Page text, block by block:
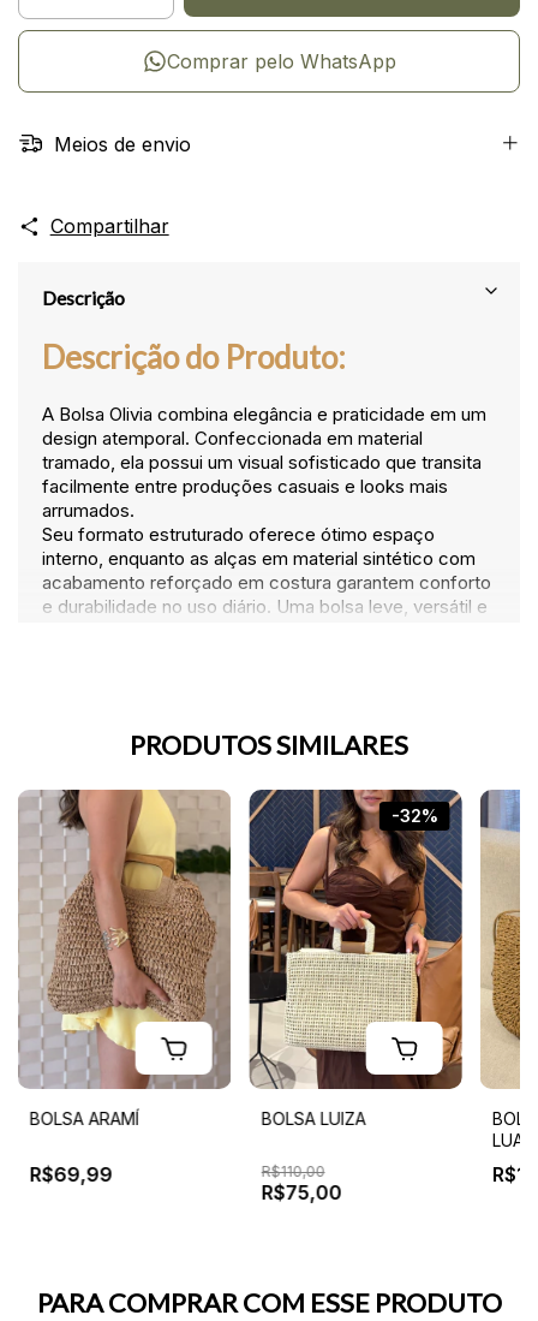
Comprar pelo WhatsApp
Meios de envio
Compartilhar
Descrição
Descrição do Produto:
A Bolsa Olivia combina elegância e praticidade em um
design atemporal. Confeccionada em material
tramado, ela possui um visual sofisticado que transita
facilmente entre produções casuais e looks mais
arrumados.
Seu formato estruturado oferece ótimo espaço
interno, enquanto as alças em material sintético com
acabamento reforçado em costura garantem conforto
e durabilidade no uso diário. Uma bolsa leve, versátil e
Design tramado elegante
Alças reforçadas em material sintético
Leve e confortável
Estilo casual chic
Tamanho: 32x35x15
Vídeo do Produto:
PRODUTOS SIMILARES
BOLSA ARAMÍ
R$69,99
-32%
BOLSA LUIZA
R$110,00
R$75,00
LUA
PARA COMPRAR COM ESSE PRODUTO